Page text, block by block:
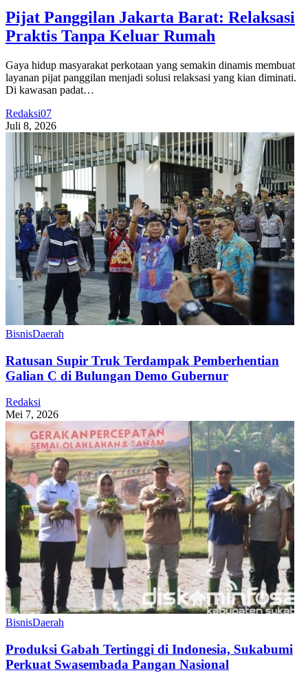
Pijat Panggilan Jakarta Barat: Relaksasi
Praktis Tanpa Keluar Rumah
Gaya hidup masyarakat perkotaan yang semakin dinamis membuat
layanan pijat panggilan menjadi solusi relaksasi yang kian diminati.
Di kawasan padat…
Redaksi07
Juli 8, 2026
BisnisDaerah
Ratusan Supir Truk Terdampak Pemberhentian
Galian C di Bulungan Demo Gubernur
Redaksi
Mei 7, 2026
BisnisDaerah
Produksi Gabah Tertinggi di Indonesia, Sukabumi
Perkuat Swasembada Pangan Nasional